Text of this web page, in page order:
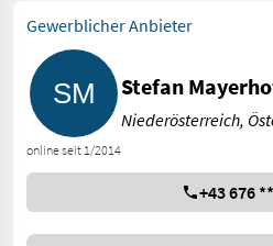
Gewerblicher Anbieter
online seit 1/2014
Stefan
Niederösterreich,
+43 676